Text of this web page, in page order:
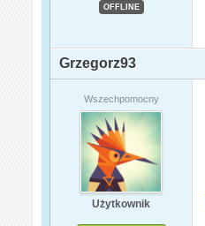
OFFLINE
Grzegorz93
Wszechpomocny
Użytkownik